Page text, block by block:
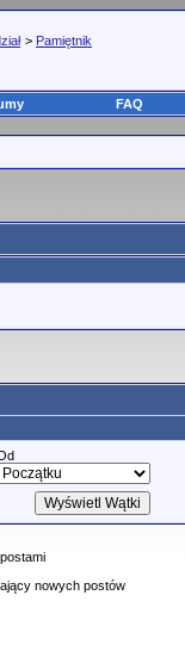
> Pamiętnik
FAQ
nowych postów